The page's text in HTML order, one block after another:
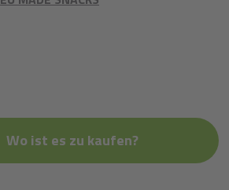
Wo ist es zu kaufen?